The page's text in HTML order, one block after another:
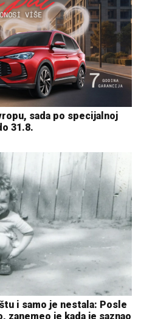
sada po specijalnoj
31.8.
i samo je nestala: Posle
zanemeo je kada je saznao